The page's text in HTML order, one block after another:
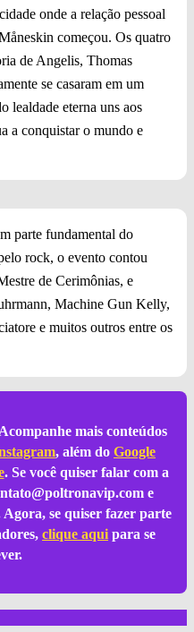
onde a relação pessoal
começou. Os quatro
de Angelis, Thomas
se casaram em um
lealdade eterna uns aos
a conquistar o mundo e
parte fundamental do
rock, o evento contou
de Cerimônias, e
Machine Gun Kelly,
e muitos outros entre os
mais conteúdos
, além do Google
. Se você quiser falar com a
e
Agora, se quiser fazer parte
clique aqui para se